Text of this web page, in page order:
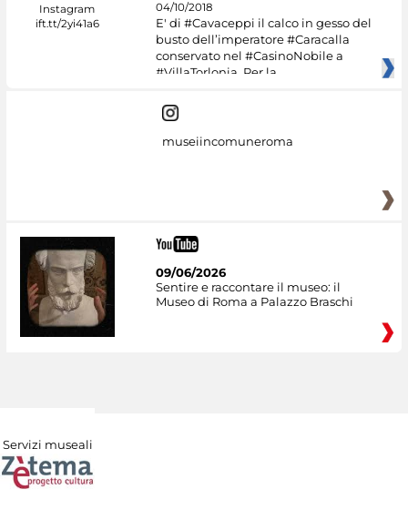
04/10/2018
E' di #Cavaceppi il calco in gesso del
busto dell’imperatore #Caracalla
conservato nel #CasinoNobile a
#VillaTorlonia. Per la
museiincomuneroma
09/06/2026
Sentire e raccontare il museo: il
Museo di Roma a Palazzo Braschi
Servizi museali